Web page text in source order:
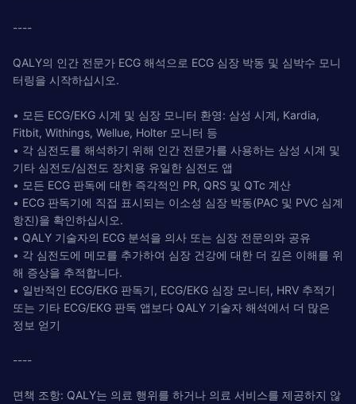
----
QALY의 인간 전문가 ECG 해석으로 ECG 심장 박동 및 심박수 모니
터링을 시작하십시오.
• 모든 ECG/EKG 시계 및 심장 모니터 환영: 삼성 시계, Kardia,
Fitbit, Withings, Wellue, Holter 모니터 등
• 각 심전도를 해석하기 위해 인간 전문가를 사용하는 삼성 시계 및
기타 심전도/심전도 장치용 유일한 심전도 앱
• 모든 ECG 판독에 대한 즉각적인 PR, QRS 및 QTc 계산
• ECG 판독기에 직접 표시되는 이소성 심장 박동(PAC 및 PVC 심계
항진)을 확인하십시오.
• QALY 기술자의 ECG 분석을 의사 또는 심장 전문의와 공유
• 각 심전도에 메모를 추가하여 심장 건강에 대한 더 깊은 이해를 위
해 증상을 추적합니다.
• 일반적인 ECG/EKG 판독기, ECG/EKG 심장 모니터, HRV 추적기
또는 기타 ECG/EKG 판독 앱보다 QALY 기술자 해석에서 더 많은
정보 얻기
----
면책 조항: QALY는 의료 행위를 하거나 의료 서비스를 제공하지 않